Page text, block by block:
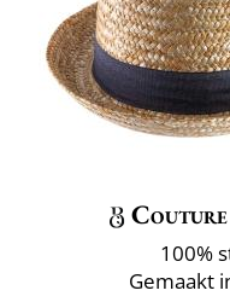
Couture
100%
Gemaakt